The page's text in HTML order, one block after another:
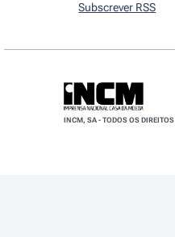
Subscrever RSS
INCM, SA - TODOS OS DIREITOS